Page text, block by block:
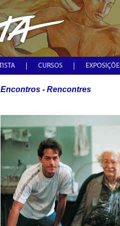
Encontros - Rencontres